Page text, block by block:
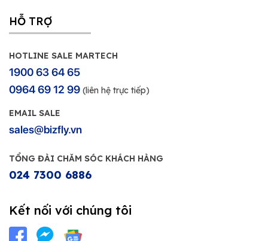
HỖ TRỢ
HOTLINE SALE MARTECH
1900 63 64 65
0964 69 12 99 (liên hệ trực tiếp)
EMAIL SALE
sales@bizfly.vn
TỔNG ĐÀI CHĂM SÓC KHÁCH HÀNG
024 7300 6886
Kết nối với chúng tôi